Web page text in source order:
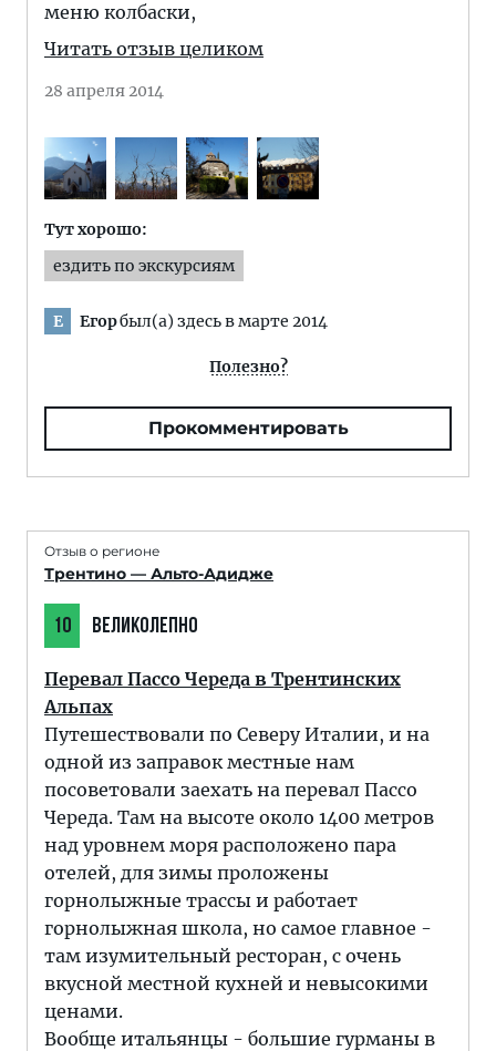
меню колбаски,
Читать отзыв целиком
28 апреля 2014
Тут хорошо:
ездить по экскурсиям
Е Егорбыл(а) здесь в марте 2014
Полезно?
Прокомментировать
Отзыв о регионе
Трентино — Альто-Адидже
10 ВЕЛИКОЛЕПНО
Перевал Пассо Череда в Трентинских
Альпах
Путешествовали по Северу Италии, и на
одной из заправок местные нам
посоветовали заехать на перевал Пассо
Череда. Там на высоте около 1400 метров
над уровнем моря расположено пара
отелей, для зимы проложены
горнолыжные трассы и работает
горнолыжная школа, но самое главное -
там изумительный ресторан, с очень
вкусной местной кухней и невысокими
ценами.
Вообще итальянцы - большие гурманы в